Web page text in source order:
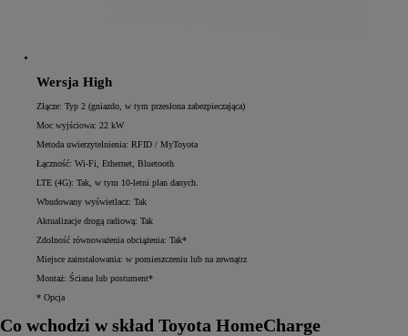
Wersja High
Złącze: Typ 2 (gniazdo, w tym przesłona zabezpieczająca)
Moc wyjściowa: 22 kW
Metoda uwierzytelnienia: RFID / MyToyota
Łączność: Wi-Fi, Ethernet, Bluetooth
LTE (4G): Tak, w tym 10-letni plan danych.
Wbudowany wyświetlacz: Tak
Aktualizacje drogą radiową: Tak
Zdolność równoważenia obciążenia: Tak*
Miejsce zainstalowania: w pomieszczeniu lub na zewnątrz
Montaż: Ściana lub postument*
* Opcja
Co wchodzi w skład Toyota HomeCharge